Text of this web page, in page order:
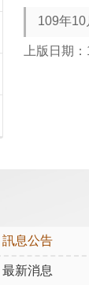
109年
上版日期
訊息公告
最新消息